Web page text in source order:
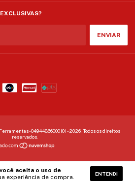
você aceita o uso de
experiência de compra. ENTENDI
- 04944866000101 - 2026. Todos os direitos
reservados.